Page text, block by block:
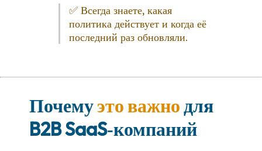
✅ Всегда знаете, какая
политика действует и когда её
последний раз обновляли.
Почемуэто важнодля
B2B SaaS‑компаний